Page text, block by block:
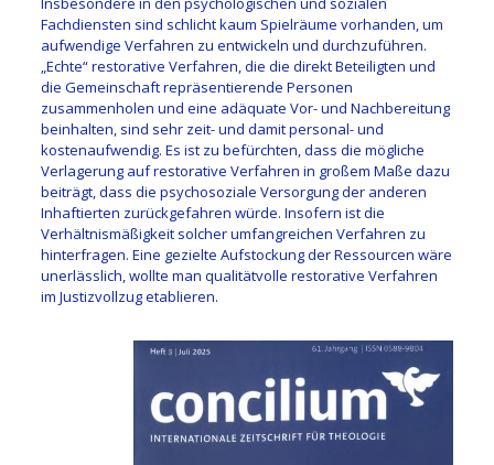
Fachdiensten sind schlicht kaum Spielräume vorhanden, um
aufwendige Verfahren zu entwickeln und durchzuführen.
„Echte“ restorative Verfahren, die die direkt Beteiligten und
die Gemeinschaft repräsentierende Personen
zusammenholen und eine adäquate Vor- und Nachbereitung
beinhalten, sind sehr zeit- und damit personal- und
kostenaufwendig. Es ist zu befürchten, dass die mögliche
Verlagerung auf restorative Verfahren in großem Maße dazu
beiträgt, dass die psychosoziale Versorgung der anderen
Inhaftierten zurückgefahren würde. Insofern ist die
Verhältnismäßigkeit solcher umfangreichen Verfahren zu
hinterfragen. Eine gezielte Aufstockung der Ressourcen wäre
unerlässlich, wollte man qualitätvolle restorative Verfahren
im Justizvollzug etablieren.